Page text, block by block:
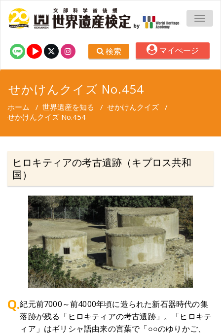
検索 マイぺージ
せかけんクイズ No.454
ホーム / 世界遺産を知る / せかけんクイズ /
せかけんクイズ No.454
ヒロキティアの考古遺跡（キプロス共和
国）
Q.紀元前7000～前4000年頃に造られた新石器時代の集
落跡が残る「ヒロキティアの考古遺跡」。「ヒロキテ
ィア」はギリシャ語由来の言葉で「○○のゆりかご、